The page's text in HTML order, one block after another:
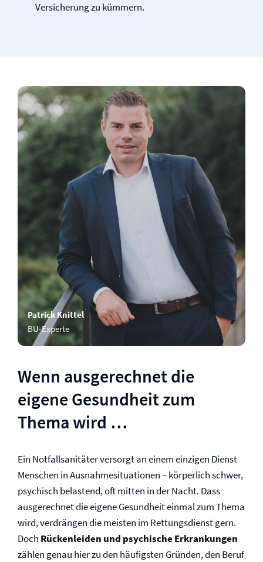
Versicherung zu kümmern.
Patrick Knittel
BU-Experte
Wenn ausgerechnet die
eigene Gesundheit zum
Thema wird …
Ein Notfallsanitäter versorgt an einem einzigen Dienst
Menschen in Ausnahmesituationen – körperlich schwer,
psychisch belastend, oft mitten in der Nacht. Dass
ausgerechnet die eigene Gesundheit einmal zum Thema
wird, verdrängen die meisten im Rettungsdienst gern.
Doch Rückenleiden und psychische Erkrankungen
zählen genau hier zu den häufigsten Gründen, den Beruf